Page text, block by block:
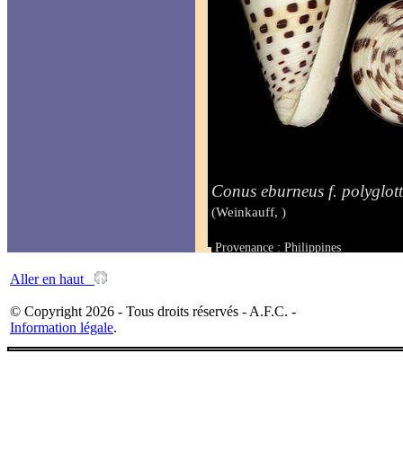
Conus eburneus f.
(Weinkauff, )
Provenance : Philippines
Aller en haut
© Copyright 2026 - Tous droits réservés - A.F.C. -
Information légale.